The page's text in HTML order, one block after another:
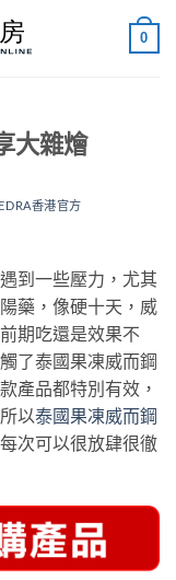
0
大雜燴
香港官方
到一些壓力，尤其
藥，像硬十天，威
期吃還是效果不
了泰國果凍威而鋼
產品都特別有效，
以泰國果凍威而鋼
次可以很放肆很徹